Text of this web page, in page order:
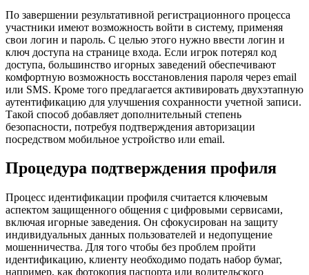
По завершении результативной регистрационного процесса
участники имеют возможность войти в систему, применяя
свои логин и пароль. С целью этого нужно ввести логин и
ключ доступа на странице входа. Если игрок потерял код
доступа, большинство игорных заведений обеспечивают
комфортную возможность восстановления пароля через email
или SMS. Кроме того предлагается активировать двухэтапную
аутентификацию для улучшения сохранности учетной записи.
Такой способ добавляет дополнительный степень
безопасности, потребуя подтверждения авторизации
посредством мобильное устройство или email.
Процедура подтверждения профиля
Процесс идентификации профиля считается ключевым
аспектом защищенного общения с цифровыми сервисами,
включая игорные заведения. Он сфокусирован на защиту
индивидуальных данных пользователей и недопущение
мошенничества. Для того чтобы без проблем пройти
идентификацию, клиенту необходимо подать набор бумаг,
например, как фотокопия паспорта или водительского